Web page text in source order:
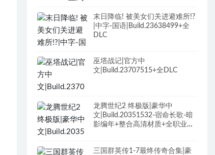
末日降临! 被美女们关进避难所!?
|中字-国语|Build.23638499+全
DLC
巫塔战记|官方中
文|Build.23707515+全DLC
龙腾世纪2 终极版|豪华中
文|Build.20351532-宿命长歌-暗
影编年+整合高清材质+全职业最
三国群英传1-7最终传奇合集|豪